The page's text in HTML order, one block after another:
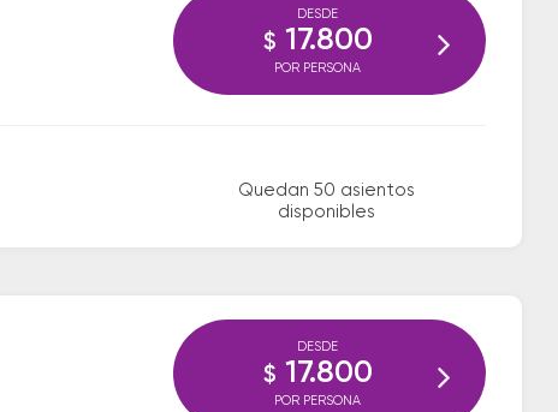
Quedan 50 asientos
disponibles
DESDE
$ 17.800
POR PERSONA
DESDE
$ 17.800
POR PERSONA